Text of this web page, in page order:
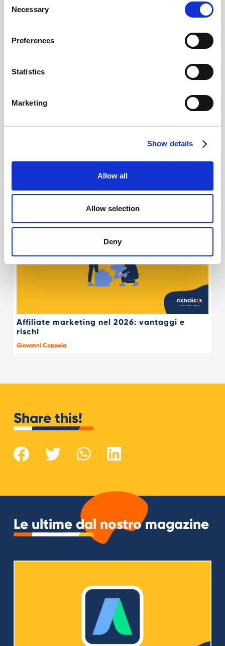
Selection
Necessary
Preferences
Statistics
Marketing
Show details
Allow all
Allow selection
Deny
Agentic commerce e AI su Shopify: come
funziona?
Creatività AI per Meta Ads: come usarla nel
Affiliate marketing nel 2026: vantaggi e
rischi
Giovanni Coppola
Share this!
Le ultime dal nostro magazine